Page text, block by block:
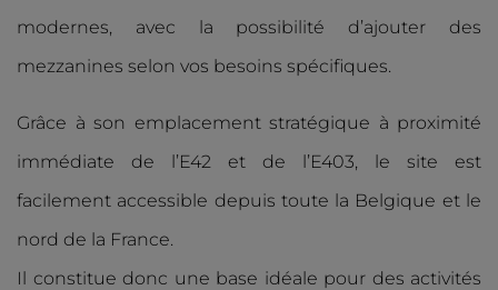
modernes, avec la possibilité d’ajouter des
mezzanines selon vos besoins spécifiques.
Grâce à son emplacement stratégique à proximité
immédiate de l’E42 et de l’E403, le site est
facilement accessible depuis toute la Belgique et le
nord de la France.
Il constitue donc une base idéale pour des activités